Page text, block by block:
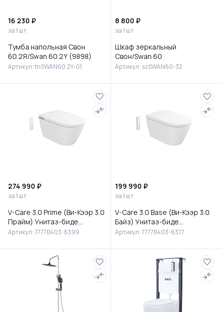
16 230 ₽
за 1 шт
Тумба напольная Свон
60.2Я/Swan 60.2Y (9898)
Артикул: tnSWAN60.2Y-01
8 800 ₽
за 1 шт
Шкаф зеркальный
Свон/Swan 60
Артикул: szSWAN60-32
274 990 ₽
за 1 шт
V-Care 3.0 Prime (Ви-Кээр 3.0
Прайм) Унитаз-биде
подвесной, 7777B403-6399
Артикул: 7777B403-6399
199 990 ₽
за 1 шт
V-Care 3.0 Base (Ви-Кээр 3.0
Байз) Унитаз-биде
подвесной, 7777B403-6377
Артикул: 7777B403-6377